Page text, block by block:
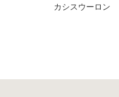
カシスウーロン